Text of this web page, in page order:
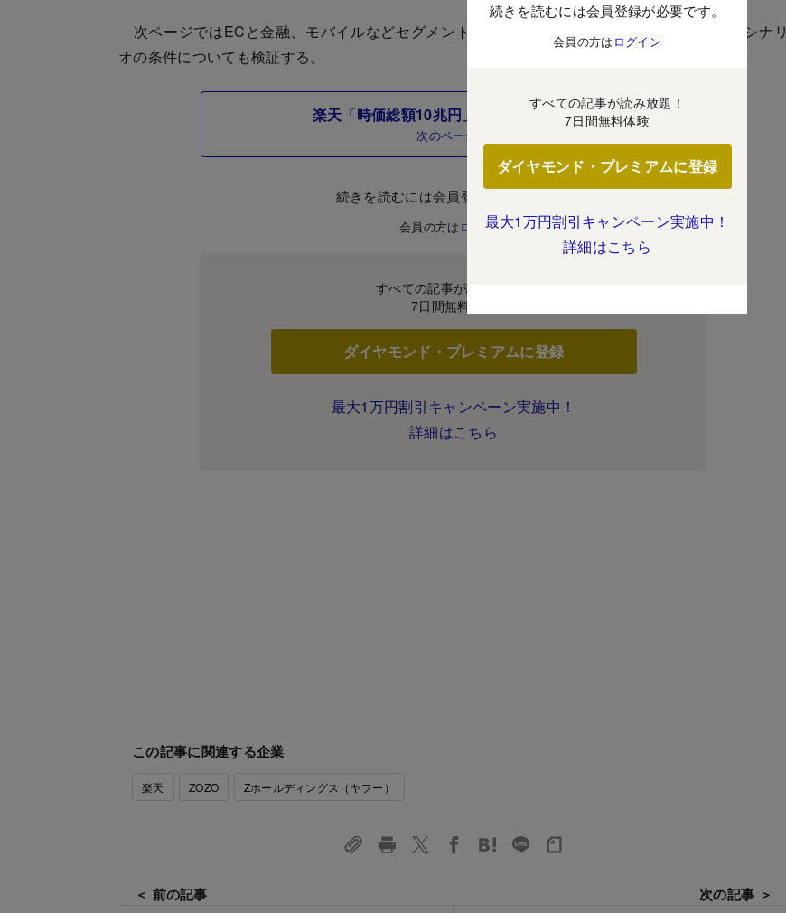
次ページではECと金融、モバイルなどセグメント別に細かく数字で分析。時価総額10兆円シナリ
オの条件についても検証する。
楽天「時価総額10兆円」のシナリオとは？
次のページ
続きを読むには会員登録が必要です。
会員の方は ログイン
すべての記事が読み放題！
7日間無料体験
ダイヤモンド・プレミアムに登録
最大1万円割引キャンペーン実施中！
詳細はこちら
続きを読むには会員登録が必要です。
会員の方は ログイン
すべての記事が読み放題！
7日間無料体験
ダイヤモンド・プレミアムに登録
最大1万円割引キャンペーン実施中！
詳細はこちら
この記事に関連する企業
楽天 ZOZO Zホールディングス（ヤフー）
＜ 前の記事 次の記事 ＞